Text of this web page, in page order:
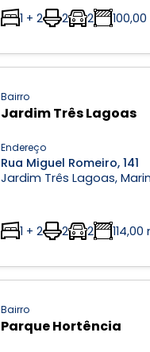
1 + 2 2 2 100,00
Bairro
Jardim Três Lagoas
Endereço
Rua Miguel Romeiro, 141
Jardim Três Lagoas,
1 + 2 2 2 114,00
Bairro
Parque Hortência